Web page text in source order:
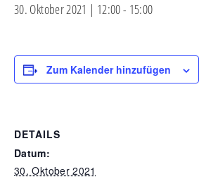
30. Oktober 2021 | 12:00- 15:00
Zum Kalender hinzufügen
DETAILS
Datum:
30. Oktober 2021